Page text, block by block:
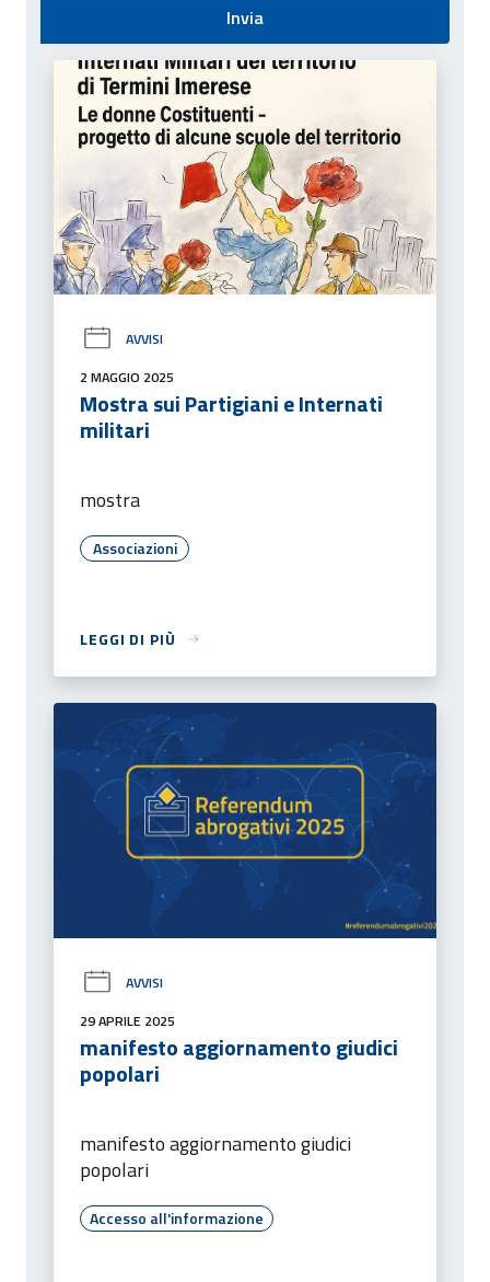
Invia
AVVISI
2 MAGGIO 2025
Mostra sui Partigiani e Internati
militari
mostra
Associazioni
LEGGI DI PIÙ
AVVISI
29 APRILE 2025
manifesto aggiornamento giudici
popolari
manifesto aggiornamento giudici
popolari
Accesso all'informazione